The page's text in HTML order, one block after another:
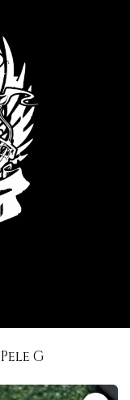
Pele G